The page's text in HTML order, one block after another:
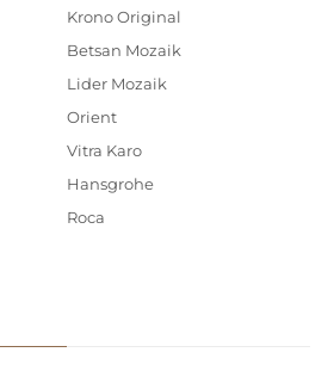
Krono Original
Betsan Mozaik
Lider Mozaik
Orient
Vitra Karo
Hansgrohe
Roca